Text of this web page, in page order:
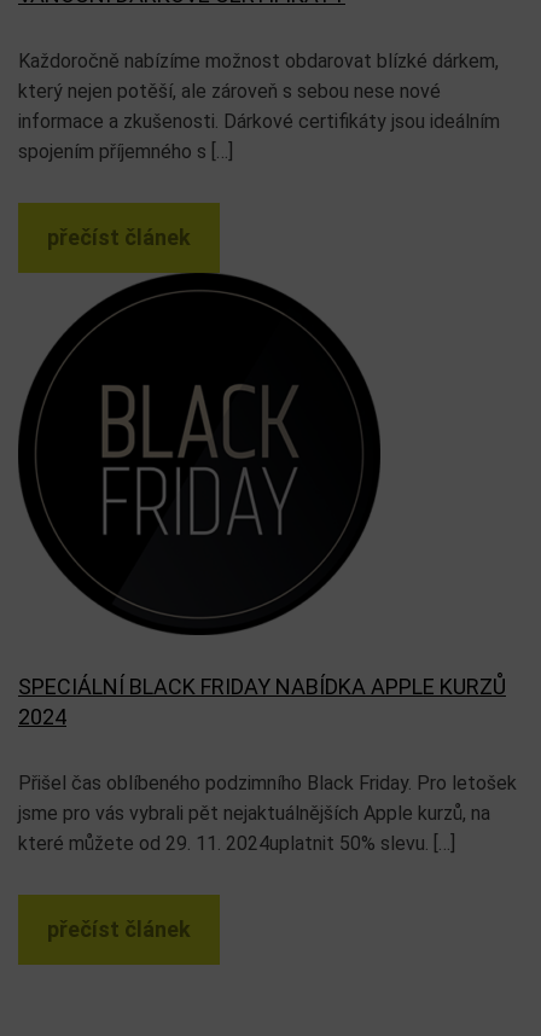
Každoročně nabízíme možnost obdarovat blízké dárkem,
který nejen potěší, ale zároveň s sebou nese nové
informace a zkušenosti. Dárkové certifikáty jsou ideálním
spojením příjemného s […]
přečíst článek
SPECIÁLNÍ BLACK FRIDAY NABÍDKA APPLE KURZŮ
2024
Přišel čas oblíbeného podzimního Black Friday. Pro letošek
jsme pro vás vybrali pět nejaktuálnějších Apple kurzů, na
které můžete od 29. 11. 2024uplatnit 50% slevu. […]
přečíst článek